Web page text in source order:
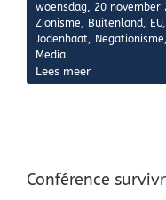
woensdag, 20 november
Zionisme, Buitenland, EU,
Jodenhaat, Negationisme,
Media
Lees meer
Conférence